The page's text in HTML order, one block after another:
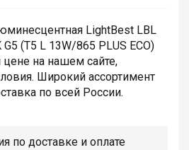
LightBest LBL
(T5 L 13W/865 PLUS ECO)
на нашем сайте,
Широкий ассортимент
по всей России.
по доставке и оплате